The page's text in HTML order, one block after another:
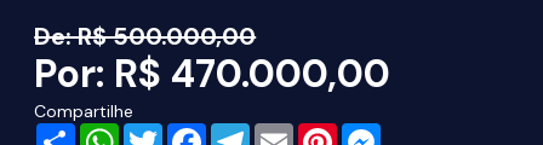
De: R$ 500.000,00
Por: R$ 470.000,00
Compartilhe
Share WhatsApp
TwitterFacebookTelegram
Email Pinterest